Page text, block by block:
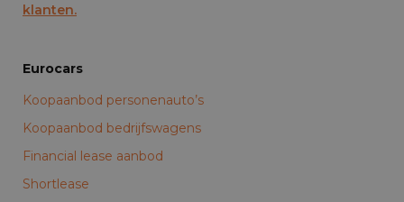
klanten.
Eurocars
Koopaanbod personenauto’s
Koopaanbod bedrijfswagens
Financial lease aanbod
Shortlease